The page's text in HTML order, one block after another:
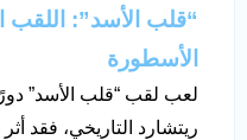
“قلب الأسد”: اللقب
الأسطورة
لعب لقب “قلب الأسد”
ريتشارد التاريخي، فقد